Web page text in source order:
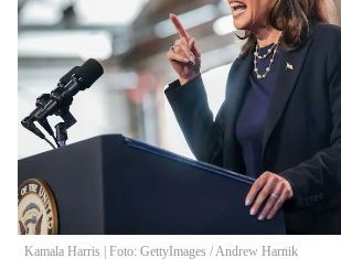
Kamala Harris | Foto: GettyImages /Andrew Harnik